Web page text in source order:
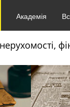
Академія